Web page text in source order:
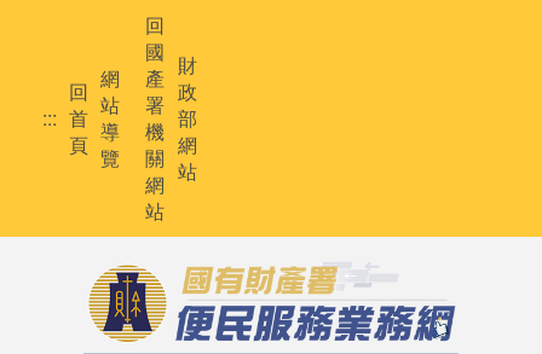
:::
回
首
頁
網
站
導
覽
回
國
產
署
機
關
網
站
財
政
部
網
站